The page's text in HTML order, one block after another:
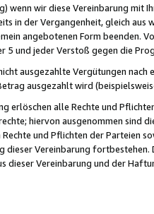
wir diese Vereinbarung mit
in der Vergangenheit, gleich
angebotenen Form beenden.
5 und jeder Verstoß gegen die
ausgezahlte Vergütungen
ausgezahlt wird
erlöschen alle Rechte und
hiervon ausgenommen sind
und Pflichten der Parteien
dieser Vereinbarung
dieser Vereinbarung und der